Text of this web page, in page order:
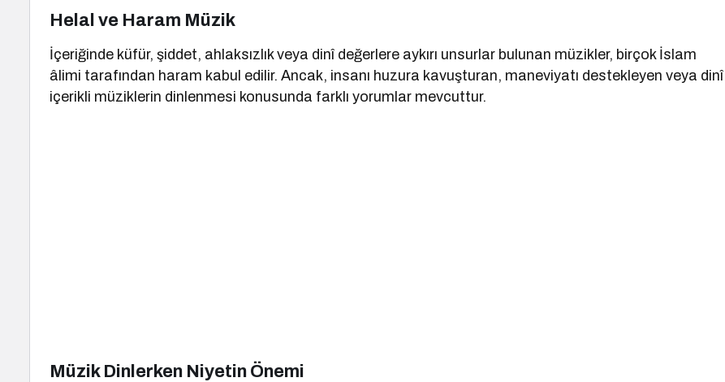
Helal ve Haram Müzik
İçeriğinde küfür, şiddet, ahlaksızlık veya dinî değerlere aykırı unsurlar bulunan müzikler, birçok İslam
âlimi tarafından haram kabul edilir. Ancak, insanı huzura kavuşturan, maneviyatı destekleyen veya dinî
içerikli müziklerin dinlenmesi konusunda farklı yorumlar mevcuttur.
Müzik Dinlerken Niyetin Önemi